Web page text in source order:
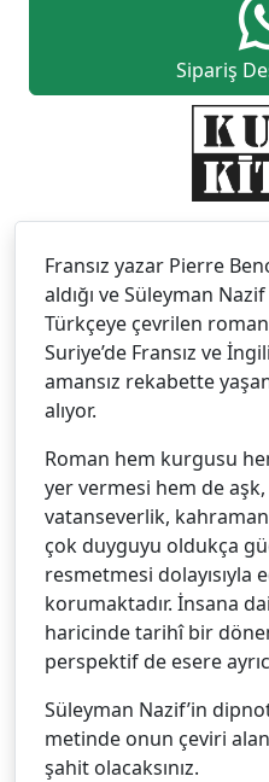
Sipariş
Fransız yazar Pierre
aldığı ve Süleyman
Türkçeye çevrilen
Suriye’de Fransız ve
amansız rekabette
alıyor.
Roman hem kurgusu
yer vermesi hem de
vatanseverlik,
çok duyguyu oldukça
resmetmesi dolayısıyla
korumaktadır. İnsana
haricinde tarihî bir
perspektif de esere
Süleyman Nazif’in
metinde onun çeviri
şahit olacaksınız.